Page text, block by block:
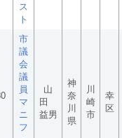
ス
ト
市
議
会
議
員
マ
ニ
フ
山
田
益男
神
奈
川
県
川
崎
市
幸
区